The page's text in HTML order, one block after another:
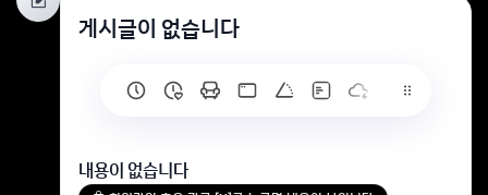
게시글이 없습니다
내용이 없습니다